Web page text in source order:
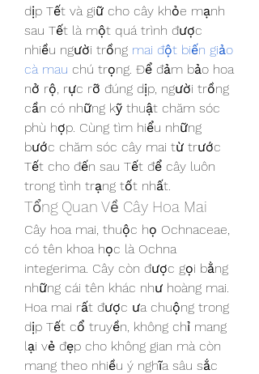
dịp Tết và giữ cho cây khỏe mạnh
sau Tết là một quá trình được
nhiều người trồng mai đột biến giảo
cà mau chú trọng. Để đảm bảo hoa
nở rộ, rực rỡ đúng dịp, người trồng
cần có những kỹ thuật chăm sóc
phù hợp. Cùng tìm hiểu những
bước chăm sóc cây mai từ trước
Tết cho đến sau Tết để cây luôn
trong tình trạng tốt nhất.
Tổng Quan Về Cây Hoa Mai
Cây hoa mai, thuộc họ Ochnaceae,
có tên khoa học là Ochna
integerima. Cây còn được gọi bằng
những cái tên khác như hoàng mai.
Hoa mai rất được ưa chuộng trong
dịp Tết cổ truyền, không chỉ mang
lại vẻ đẹp cho không gian mà còn
mang theo nhiều ý nghĩa sâu sắc